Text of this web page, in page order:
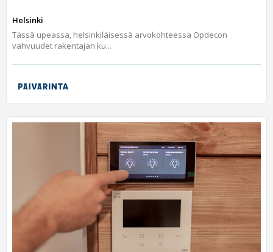
Helsinki
Tässä upeassa, helsinkiläisessä arvokohteessa Opdecon
vahvuudet rakentajan ku...